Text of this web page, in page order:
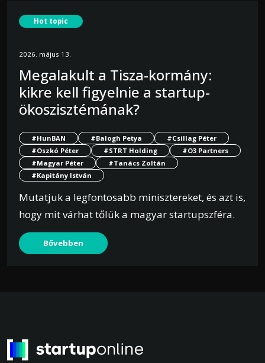
Hot topic
2026. május 13.
Megalakult a Tisza-kormány:
kikre kell figyelnie a startup-
ökoszisztémának?
#HunBAN #Balogh Petya
#Csillag Péter
#Oszkó Péter
#STRT Holding
#O3 Partners
#Magyar Péter
#Tanács Zoltán
#Kapitány István
Mutatjuk a legfontosabb minisztereket, és azt is,
hogy mit várhat tőlük a magyar startupszféra.
Bővebben